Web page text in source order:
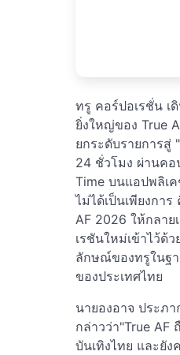
ทรู คอร์ปอเรชั่น เ
ยิ่งใหญ่ของ True
ยกระดับรายการสู่
24 ชั่วโมง ผ่านค
Time บนแอปพลิเ
ไม่ได้เป็นเพียงกา
AF 2026 ให้กลาย
เรชันใหม่เข้าไว้ด้
ลักษณ์ของทรูในฐ
ของประเทศไทย
นายองอาจ ประภ
กล่าวว่า"True AF
บันเทิงไทย และยัง